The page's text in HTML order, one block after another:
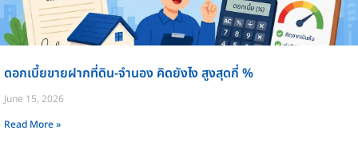
ดอกเบี้ยขายฝากที่ดิน-จำนอง คิดยังไง สูงสุดกี่ %
June 15, 2026
Read More »